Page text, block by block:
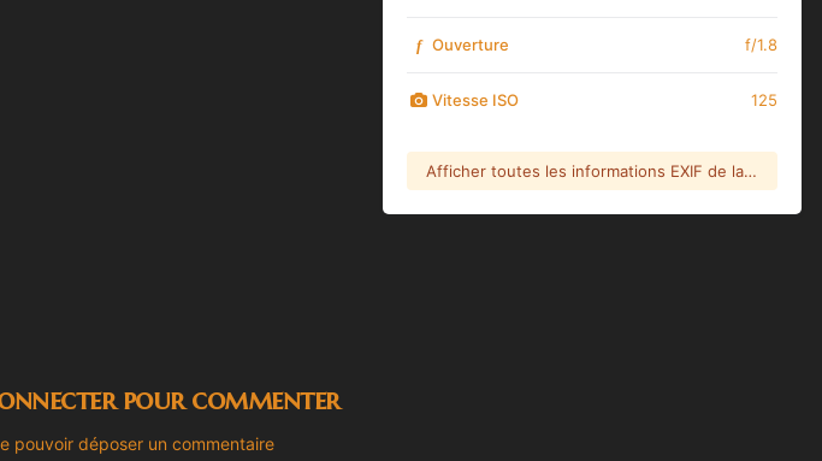
f Ouverture f/1.8
Vitesse ISO 125
Afficher toutes les informations EXIF de la photo
pour commenter
pouvoir déposer un commentaire